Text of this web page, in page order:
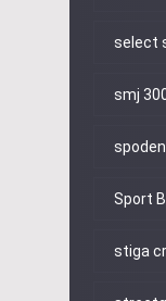
select
smj
Sport
stiga